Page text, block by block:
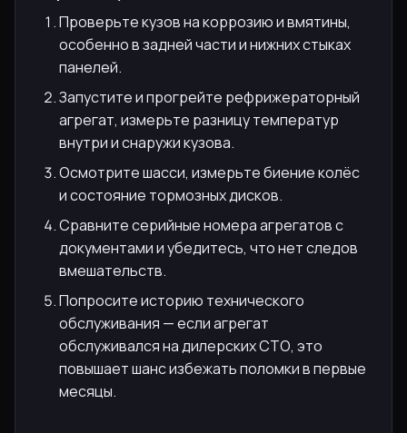
Проверьте кузов на коррозию и вмятины,
особенно в задней части и нижних стыках
панелей.
Запустите и прогрейте рефрижераторный
агрегат, измерьте разницу температур
внутри и снаружи кузова.
Осмотрите шасси, измерьте биение колёс
и состояние тормозных дисков.
Сравните серийные номера агрегатов с
документами и убедитесь, что нет следов
вмешательств.
Попросите историю технического
обслуживания — если агрегат
обслуживался на дилерских СТО, это
повышает шанс избежать поломки в первые
месяцы.